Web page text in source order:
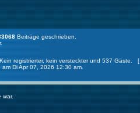
Beiträge geschrieben.
registrierter, kein versteckter und 537 Gäste. [
am Di Apr 07, 2026 12:30 am.
war.